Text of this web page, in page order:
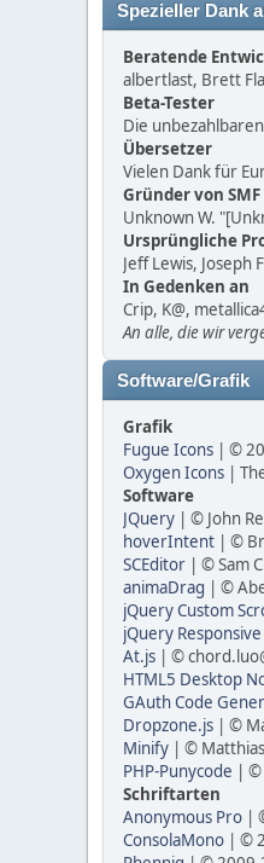
Spezieller Dank
Beratende
albertlast, Brett
Beta-Tester
Die
Übersetzer
Vielen Dank für
Gründer von SMF
Unknown W.
Ursprüngliche
Jeff Lewis, Joseph
In Gedenken an
Crip, K@,
An alle, die wir
Software/Grafik
Grafik
Fugue Icons | ©
Oxygen Icons |
Software
JQuery | © John
hoverIntent | ©
SCEditor | © Sam
animaDrag | ©
jQuery Custom
jQuery
At.js | ©
HTML5 Desktop
GAuth Code
Dropzone.js | ©
Minify | ©
PHP-Punycode | ©
Schriftarten
Anonymous Pro |
ConsolaMono | ©